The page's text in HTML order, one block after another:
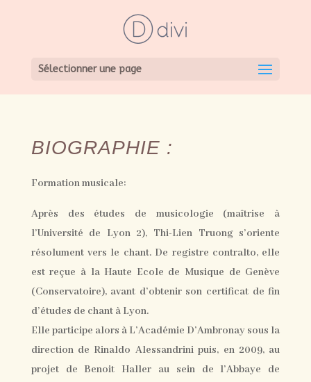
Sélectionner une page
BIOGRAPHIE :
Formation musicale:
Après des études de musicologie (maîtrise à
l’Université de Lyon 2), Thi-Lien Truong s’oriente
résolument vers le chant. De registre contralto, elle
est reçue à la Haute Ecole de Musique de Genève
(Conservatoire), avant d’obtenir son certificat de fin
d’études de chant à Lyon.
Elle participe alors à L’Académie D’Ambronay sous la
direction de Rinaldo Alessandrini puis, en 2009, au
projet de Benoit Haller au sein de l’Abbaye de